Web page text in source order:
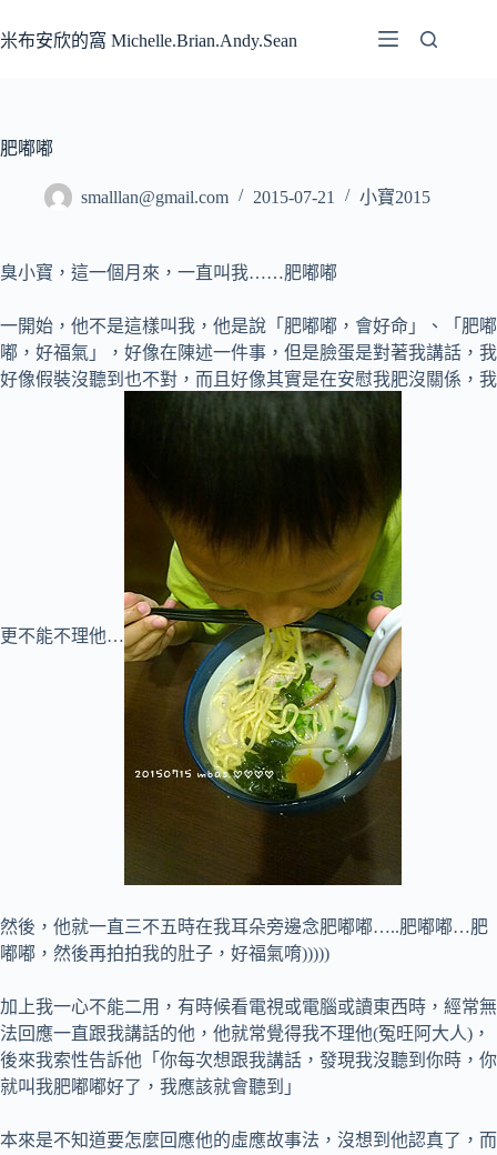
至
容
米布安欣的窩 Michelle.Brian.Andy.Sean
肥嘟嘟
smalllan@gmail.com 2015-07-21 小寶2015
臭小寶，這一個月來，一直叫我……肥嘟嘟
一開始，他不是這樣叫我，他是說「肥嘟嘟，會好命」、「肥嘟
嘟，好福氣」，好像在陳述一件事，但是臉蛋是對著我講話，我
好像假裝沒聽到也不對，而且好像其實是在安慰我肥沒關係，我
更不能不理他…
然後，他就一直三不五時在我耳朵旁邊念肥嘟嘟…..肥嘟嘟…肥
嘟嘟，然後再拍拍我的肚子，好福氣唷)))))
加上我一心不能二用，有時候看電視或電腦或讀東西時，經常無
法回應一直跟我講話的他，他就常覺得我不理他(冤旺阿大人)，
後來我索性告訴他「你每次想跟我講話，發現我沒聽到你時，你
就叫我肥嘟嘟好了，我應該就會聽到」
本來是不知道要怎麼回應他的虛應故事法，沒想到他認真了，而